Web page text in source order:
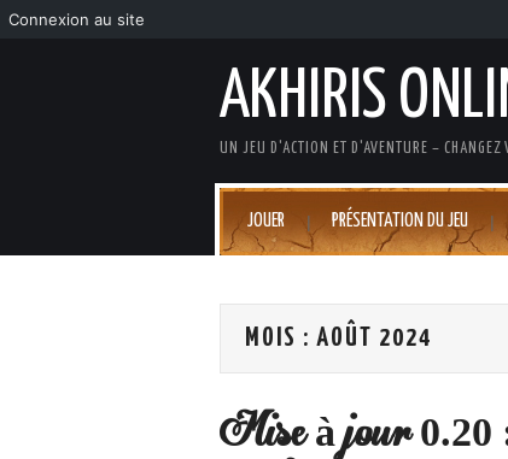
AKHIRIS
UN JEU D'ACTION ET D'AVENTURE – CHANGEZ
JOUER PRÉSENTATION DU JEU
MOIS : AOÛT 2024
Mise à jour
Connexion au site